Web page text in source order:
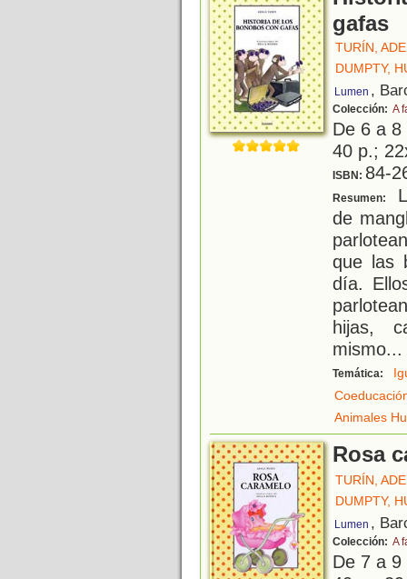
gafas
TURÍN,
DUMPTY,
Lumen ,
Colección: A
De 6 a
40 p.;
ISBN: 84-
Resumen:
de
que las
día.
hijas,
mismo...
Temática:
Animales
Rosa
TURÍN,
DUMPTY,
Lumen ,
Colección: A
De 7 a